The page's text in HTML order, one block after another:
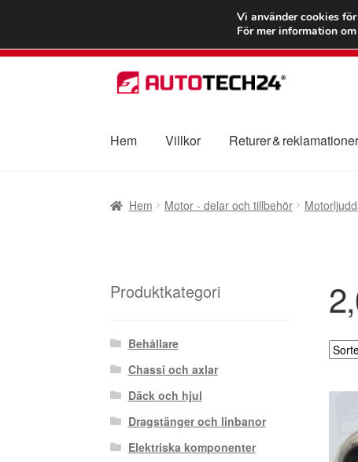
FRAKT från
Hoppa
till
Hoppa
till
Hem
Villkor Returer &
Hem Motor - delar och tillbehör
Produktkategori
Behållare
Chassi och axlar
Däck och hjul
Dragstänger och linbanor
Elektriska komponenter
Vi använder cookies
För mer information